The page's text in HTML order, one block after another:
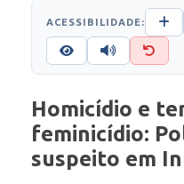
ACESSIBILIDADE:
Homicídio e
feminicídio:
suspeito em